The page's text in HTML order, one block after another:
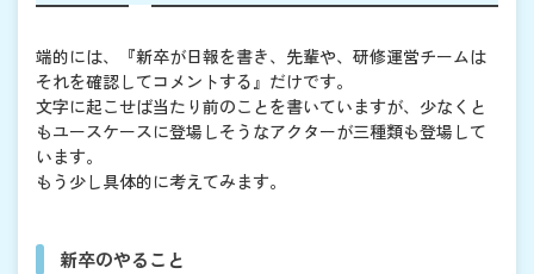
端的には、『新卒が日報を書き、先輩や、研修運営チームは
それを確認してコメントする』だけです。
文字に起こせば当たり前のことを書いていますが、少なくと
もユースケースに登場しそうなアクターが三種類も登場して
います。
もう少し具体的に考えてみます。
新卒のやること